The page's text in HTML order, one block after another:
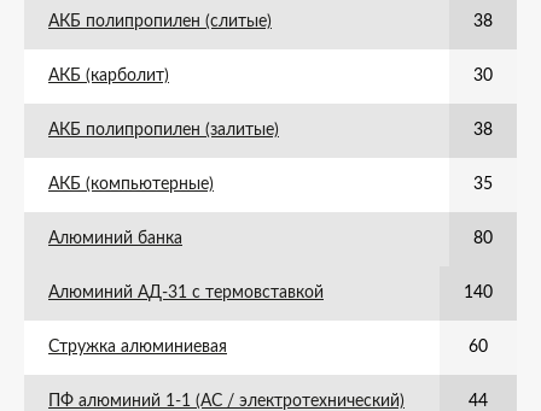
АКБ полипропилен (слитые) 38
АКБ (карболит) 30
АКБ полипропилен (залитые) 38
АКБ (компьютерные) 35
Алюминий банка 80
Алюминий АД-31 с термовставкой 140
Стружка алюминиевая 60
ПФ алюминий 1-1 (АС / электротехнический) 44